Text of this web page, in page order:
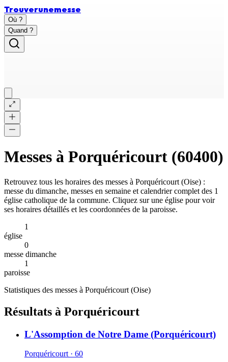
Trouverunemesse
Où ?
Quand ?
Messes à Porquéricourt (60400)
Retrouvez tous les horaires des messes à Porquéricourt (Oise) :
messe du dimanche, messes en semaine et calendrier complet des 1
église catholique de la commune. Cliquez sur une église pour voir
ses horaires détaillés et les coordonnées de la paroisse.
1
église
0
messe dimanche
1
paroisse
Statistiques des messes à Porquéricourt (Oise)
Résultats à Porquéricourt
L'Assomption de Notre Dame (Porquéricourt)
Porquéricourt · 60